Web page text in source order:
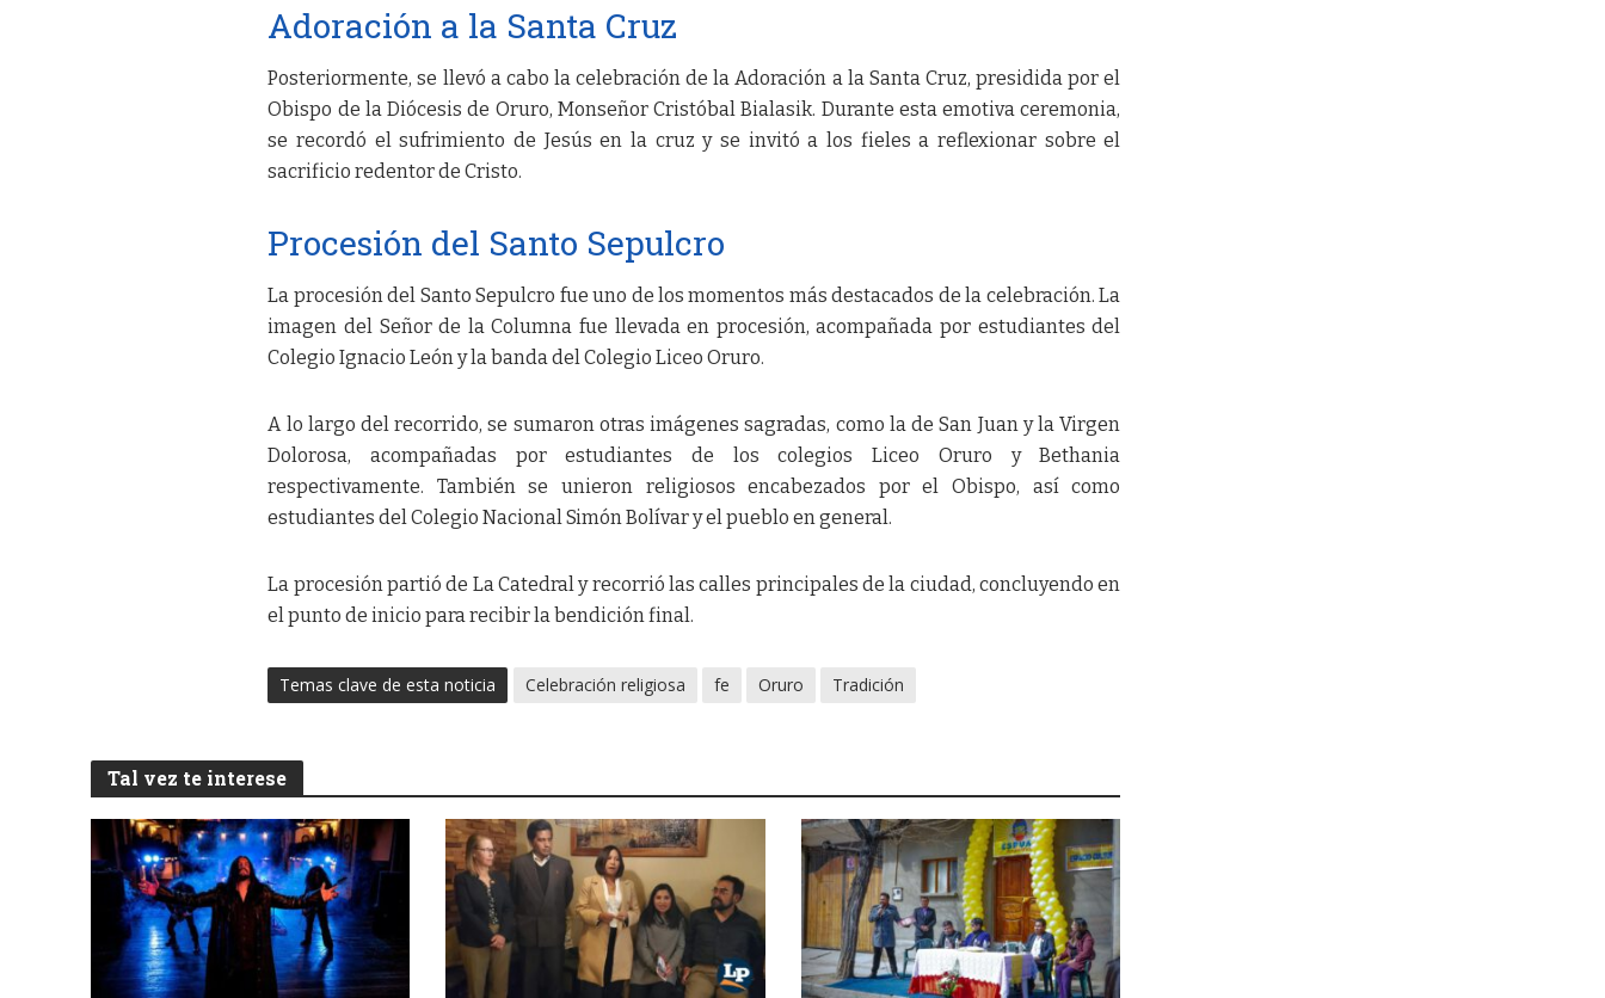
Adoración a la Santa Cruz
Posteriormente, se llevó a cabo la celebración de la Adoración a la Santa Cruz, presidida por el
Obispo de la Diócesis de Oruro, Monseñor Cristóbal Bialasik. Durante esta emotiva ceremonia,
se recordó el sufrimiento de Jesús en la cruz y se invitó a los fieles a reflexionar sobre el
sacrificio redentor de Cristo.
Procesión del Santo Sepulcro
La procesión del Santo Sepulcro fue uno de los momentos más destacados de la celebración. La
imagen del Señor de la Columna fue llevada en procesión, acompañada por estudiantes del
Colegio Ignacio León y la banda del Colegio Liceo Oruro.
A lo largo del recorrido, se sumaron otras imágenes sagradas, como la de San Juan y la Virgen
Dolorosa, acompañadas por estudiantes de los colegios Liceo Oruro y Bethania
respectivamente. También se unieron religiosos encabezados por el Obispo, así como
estudiantes del Colegio Nacional Simón Bolívar y el pueblo en general.
La procesión partió de La Catedral y recorrió las calles principales de la ciudad, concluyendo en
el punto de inicio para recibir la bendición final.
Temas clave de esta noticia Celebración religiosa fe Oruro Tradición
Tal vez te interese